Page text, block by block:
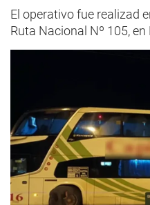
El operativo fue realizad
Ruta Nacional Nº 105,